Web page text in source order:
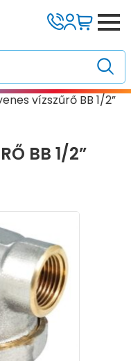
vízszűrő BB 1/2”
BB 1/2”